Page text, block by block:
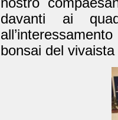
davanti ai
bonsai del